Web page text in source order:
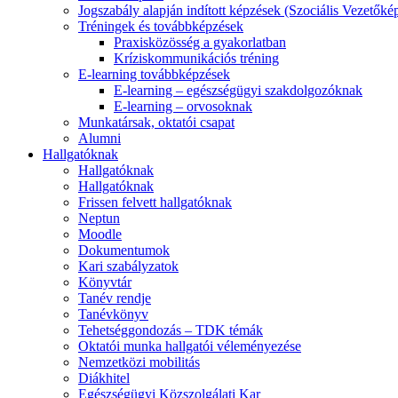
Jogszabály alapján indított képzések (Szociális
Tréningek és továbbképzések
Praxisközösség a gyakorlatban
Kríziskommunikációs tréning
E-learning továbbképzések
E-learning – egészségügyi szakdolgozóknak
E-learning – orvosoknak
Munkatársak, oktatói csapat
Alumni
Hallgatóknak
Hallgatóknak
Hallgatóknak
Frissen felvett hallgatóknak
Neptun
Moodle
Dokumentumok
Kari szabályzatok
Könyvtár
Tanév rendje
Tanévkönyv
Tehetséggondozás – TDK témák
Oktatói munka hallgatói véleményezése
Nemzetközi mobilitás
Diákhitel
Egészségügyi Közszolgálati Kar